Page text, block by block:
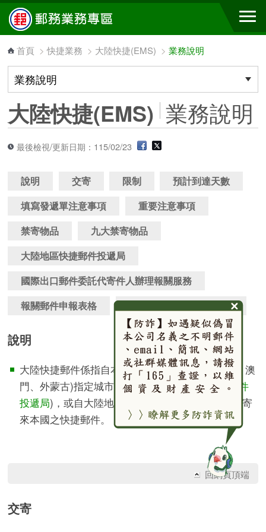
跳到主要內容區塊
首頁 >快捷業務 > 大陸快捷(EMS) >業務說明
大陸快捷(EMS) 業務說明
最後檢視/更新日期：115/02/23
說明 交寄 限制
預計到達天數
填寫發遞單注意事項
重要注意事項
禁寄物品
九大禁寄物品
大陸地區快捷郵件投遞局
國際出口郵件委託代寄件人辦理報關服務
報關郵件申報表格
進出口郵包通關相關規定
說明
大陸快捷郵件係指自本國寄往大陸地區(不含香港、澳
門、外蒙古)指定城市(詳情請參考大陸地區快捷郵件
投遞局)，或自大陸地區(不含香港、澳門、外蒙古)寄
來本國之快捷郵件。
回網頁頂端
交寄